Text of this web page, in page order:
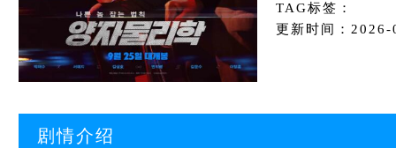
TAG标签：
更新时间：
剧情介绍